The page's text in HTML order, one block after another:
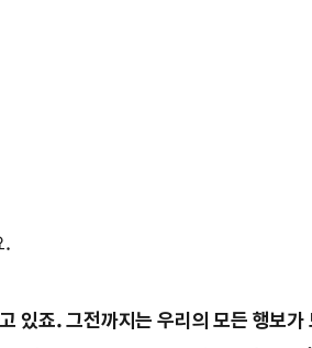
.
있죠. 그전까지는 우리의 모든 행보